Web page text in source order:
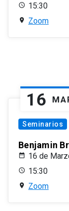
15:30
Zoom
16
Seminarios
Benjamin
16 de
15:30
Zoom